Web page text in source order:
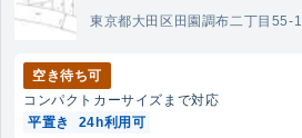
東京都大田区田園調布二丁目55-1
空き待ち可
コンパクトカーサイズまで対応
平置き
24h利用可